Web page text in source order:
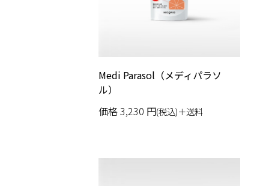
Medi Parasol（メディパラソ
ル）
価格3,230 円(税込)＋送料